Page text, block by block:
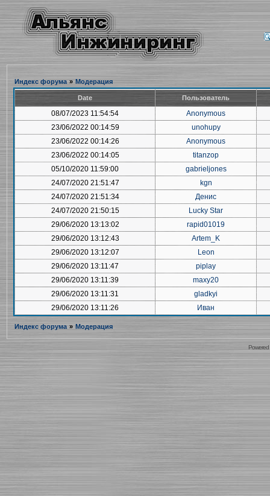
Индекс форума » Модерация
Date Пользователь
08/07/2023 11:54:54
Anonymous
23/06/2022 00:14:59
unohupy
23/06/2022 00:14:26
Anonymous
23/06/2022 00:14:05
titanzop
05/10/2020 11:59:00
gabrieljones
24/07/2020 21:51:47
kgn
24/07/2020 21:51:34
Денис
24/07/2020 21:50:15
Lucky Star
29/06/2020 13:13:02
rapid01019
29/06/2020 13:12:43
Artem_K
29/06/2020 13:12:07
Leon
29/06/2020 13:11:47
piplay
29/06/2020 13:11:39
maxy20
29/06/2020 13:11:31
gladkyi
29/06/2020 13:11:26
Иван
Индекс форума » Модерация